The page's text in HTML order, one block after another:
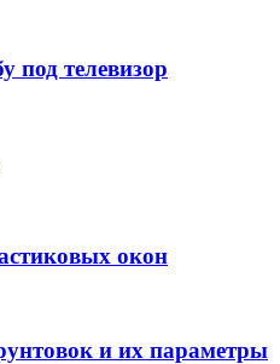
под телевизор
окон
и их параметры